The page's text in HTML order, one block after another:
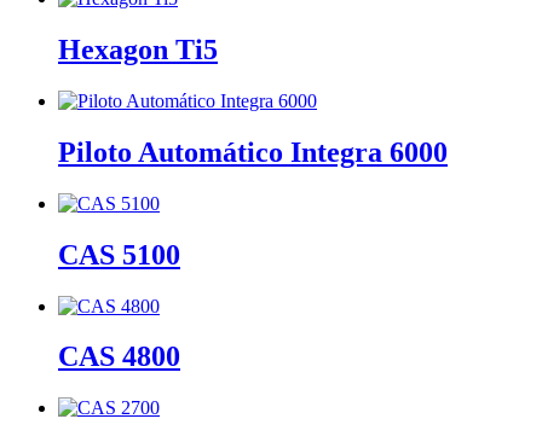
Hexagon Ti5
Piloto Automático Integra 6000
CAS 5100
CAS 4800